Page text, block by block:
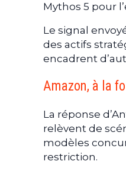
Mythos 5 pour
Le signal
des actifs
encadrent
Amazon, à la
La réponse
relèvent de
modèles
restriction.